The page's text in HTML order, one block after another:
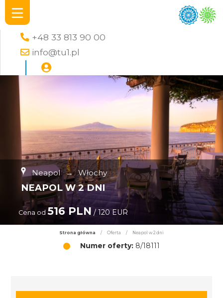
+48 33 813 90 00
info@tu1.pl
Neapol → Włochy
NEAPOL W 2 DNI
Cena od 516 PLN/ 120 EUR
Strona główna / Oferta / Neapol w 2 dni
Numer oferty: 8/18111